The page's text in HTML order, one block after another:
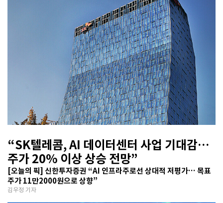
“SK텔레콤, AI 데이터센터 사업 기대감…
주가 20% 이상 상승 전망”
[오늘의 픽] 신한투자증권 “AI 인프라주로선 상대적 저평가… 목표
주가 11만2000원으로 상향”
김우정 기자